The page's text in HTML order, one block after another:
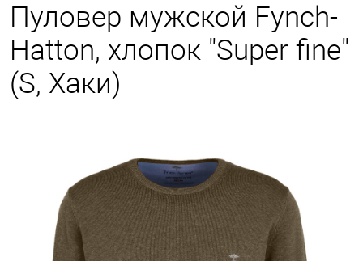
Пуловер мужской Fynch-
Hatton, хлопок "Super fine"
(S, Хаки)